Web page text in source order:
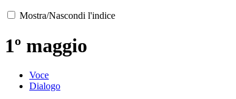
Mostra/Nascondi l'indice
1º maggio
Voce
Dialogo